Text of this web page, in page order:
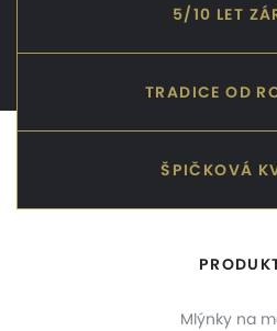
5/10 LET
TRADICE OD
ŠPIČKOVÁ
Mlýnky na